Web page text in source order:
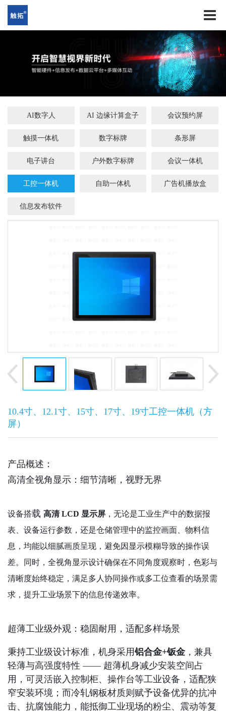
AI数字人 AI 边缘计算盒子 会议预约屏
触摸一体机 数字标牌 条形屏
电子讲台 户外数字标牌 会议一体机
工控一体机 自助一体机 广告机播放盒
信息发布软件
10.4寸、12.1寸、15寸、17寸、19寸工控一体机（方
屏）
产品概述：
高清全视角显示：细节清晰，视野无界
设备搭载 高清 LCD 显示屏，无论是工业生产中的数据报
表、设备运行参数，还是仓储管理中的监控画面、物料信
息，均能以细腻画质呈现，避免因显示模糊导致的操作误
差。同时，全视角显示设计确保在不同角度观察时，色彩与
清晰度始终稳定，满足多人协同操作或多工位查看的场景需
求，提升工业场景下的信息传递效率。
超薄工业级外观：稳固耐用，适配多样场景
秉持工业级设计标准，机身采用铝合金+钣金，兼具
轻薄与高强度特性 —— 超薄机身减少安装空间占
用，可灵活嵌入控制柜、操作台等工业设备，适配狭
窄安装环境；而冷轧钢板材质则赋予设备优异的抗冲
击、抗腐蚀能力，能抵御工业现场的粉尘、震动等复